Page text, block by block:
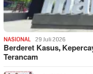
NASIONAL 29 Juli 2026
Berderet Kasus,
Terancam